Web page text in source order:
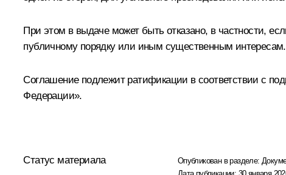
При этом в выдаче может быть отказано, в частности,
публичному порядку или иным существенным интересам.
Соглашение подлежит ратификации в соответствии с
Федерации».
Статус материала Опубликован в разделе: